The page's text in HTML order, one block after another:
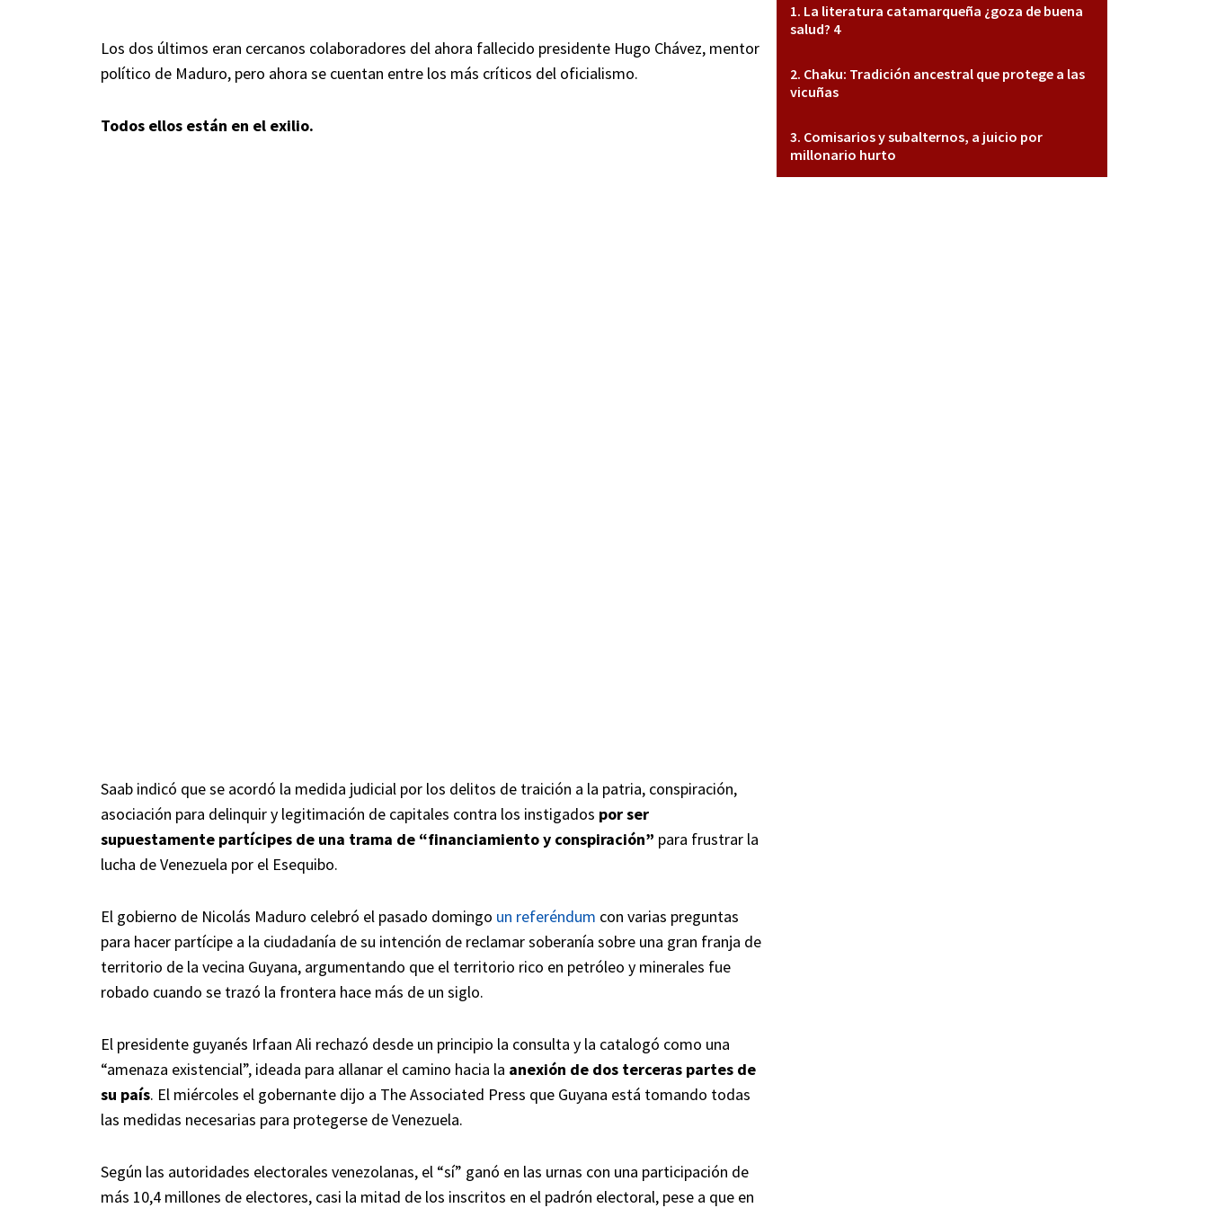
Los dos últimos eran cercanos colaboradores del ahora fallecido presidente Hugo Chávez, mentor
político de Maduro, pero ahora se cuentan entre los más críticos del oficialismo.
Todos ellos están en el exilio.
Saab indicó que se acordó la medida judicial por los delitos de traición a la patria, conspiración,
asociación para delinquir y legitimación de capitales contra los instigados por ser
supuestamente partícipes de una trama de “financiamiento y conspiración” para frustrar la
lucha de Venezuela por el Esequibo.
El gobierno de Nicolás Maduro celebró el pasado domingo un referéndum con varias preguntas
para hacer partícipe a la ciudadanía de su intención de reclamar soberanía sobre una gran franja de
territorio de la vecina Guyana, argumentando que el territorio rico en petróleo y minerales fue
robado cuando se trazó la frontera hace más de un siglo.
El presidente guyanés Irfaan Ali rechazó desde un principio la consulta y la catalogó como una
“amenaza existencial”, ideada para allanar el camino hacia la anexión de dos terceras partes de
su país. El miércoles el gobernante dijo a The Associated Press que Guyana está tomando todas
las medidas necesarias para protegerse de Venezuela.
Según las autoridades electorales venezolanas, el “sí” ganó en las urnas con una participación de
más 10,4 millones de electores, casi la mitad de los inscritos en el padrón electoral, pese a que en
La literatura catamarqueña ¿goza de buena
salud? 4
Chaku: Tradición ancestral que protege a las
vicuñas
Comisarios y subalternos, a juicio por
millonario hurto